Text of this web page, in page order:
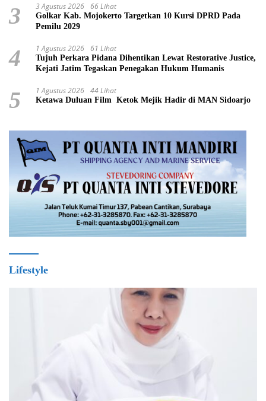
3 3 Agustus 2026 66 Lihat
Golkar Kab. Mojokerto Targetkan 10 Kursi DPRD Pada
Pemilu 2029
4 1 Agustus 2026 61 Lihat
Tujuh Perkara Pidana Dihentikan Lewat Restorative Justice,
Kejati Jatim Tegaskan Penegakan Hukum Humanis
5 1 Agustus 2026 44 Lihat
Ketawa Duluan Film Ketok Mejik Hadir di MAN Sidoarjo
Lifestyle